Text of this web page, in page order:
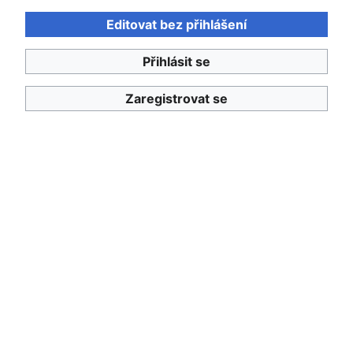
Klasické
Editovat bez přihlášení
Přihlásit se
Zaregistrovat se